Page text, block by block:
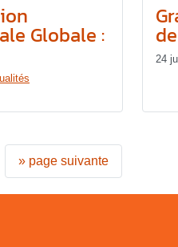
Globale :
24
» page suivante